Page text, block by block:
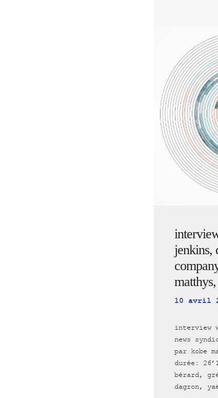
jenkins,
10 avril
interview
news
par kobe
durée:
bérard,
dagron,